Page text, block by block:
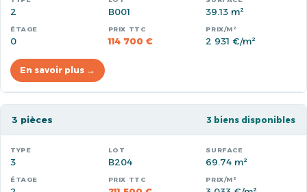
2 B001 39.13 m²
0 114 700 € 2 931 €/m²
En savoir plus →
3 pièces 3 biens disponibles
3 B204 69.74 m²